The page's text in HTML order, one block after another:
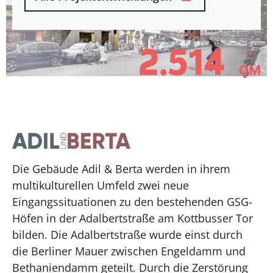
2.514 QM
Die Gebäude Adil & Berta werden in ihrem
multikulturellen Umfeld zwei neue
Eingangssituationen zu den bestehenden GSG-
Höfen in der Adalbertstraße am Kottbusser Tor
bilden. Die Adalbertstraße wurde einst durch
die Berliner Mauer zwischen Engeldamm und
Bethaniendamm geteilt. Durch die Zerstörung